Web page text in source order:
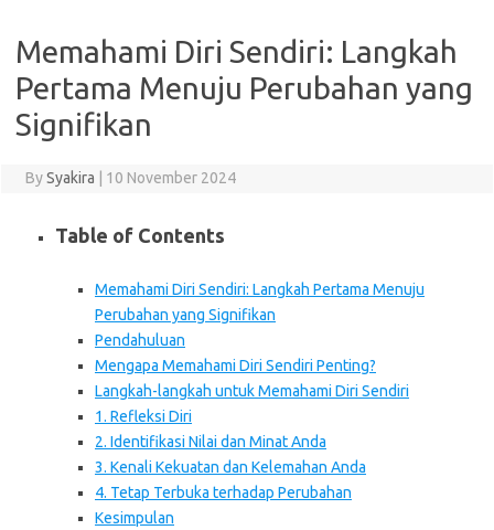
Memahami Diri Sendiri: Langkah
Pertama Menuju Perubahan yang
Signifikan
BySyakira 10 November 2024
Table of Contents
Memahami Diri Sendiri: Langkah Pertama Menuju
Perubahan yang Signifikan
Pendahuluan
Mengapa Memahami Diri Sendiri Penting?
Langkah-langkah untuk Memahami Diri Sendiri
1. Refleksi Diri
2. Identifikasi Nilai dan Minat Anda
3. Kenali Kekuatan dan Kelemahan Anda
4. Tetap Terbuka terhadap Perubahan
Kesimpulan